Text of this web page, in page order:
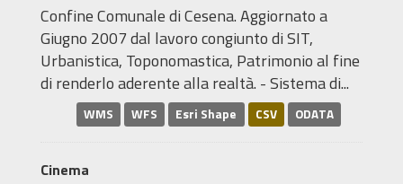
Confine Comunale di Cesena. Aggiornato a
Giugno 2007 dal lavoro congiunto di SIT,
Urbanistica, Toponomastica, Patrimonio al fine
di renderlo aderente alla realtà. - Sistema di...
WMS WFS Esri Shape CSV ODATA
Cinema